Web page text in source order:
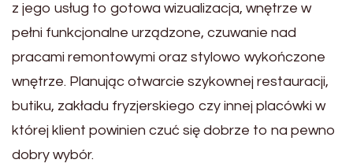
z jego usług to gotowa wizualizacja, wnętrze w
pełni funkcjonalne urządzone, czuwanie nad
pracami remontowymi oraz stylowo wykończone
wnętrze. Planując otwarcie szykownej restauracji,
butiku, zakładu fryzjerskiego czy innej placówki w
której klient powinien czuć się dobrze to na pewno
dobry wybór.